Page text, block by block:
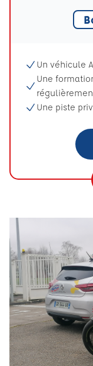
Un véhicule
Une
Une piste